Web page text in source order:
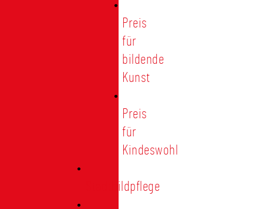
Preis
für
bildende
Kunst
Preis
für
Kindeswohl
Stadtbildpflege